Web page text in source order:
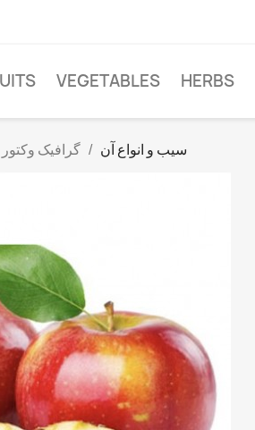
VEGETABLES HERBS
سیب و انواع آن گرافیک